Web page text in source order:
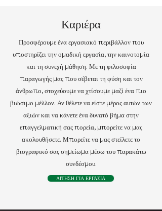
Καριέρα
Προσφέρουμε ένα εργασιακό περιβάλλον που
υποστηρίζει την ομαδική εργασία, την καινοτομία
και τη συνεχή μάθηση. Με τη φιλοσοφία
παραγωγής μας που σέβεται τη φύση και τον
άνθρωπο, στοχεύουμε να χτίσουμε μαζί ένα πιο
βιώσιμο μέλλον. Αν θέλετε να είστε μέρος αυτών των
αξιών και να κάνετε ένα δυνατό βήμα στην
επαγγελματική σας πορεία, μπορείτε να μας
ακολουθήσετε. Μπορείτε να μας στείλετε το
βιογραφικό σας σημείωμα μέσω του παρακάτω
συνδέσμου.
ΑΙΤΗΣΗ ΓΙΑ ΕΡΓΑΣΙΑ